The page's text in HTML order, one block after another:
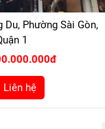
Du, Phường Sài Gòn,
1
Liên hệ